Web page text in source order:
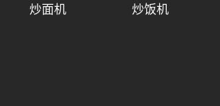
炒面机 炒饭机